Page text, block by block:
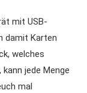
mit USB-
damit Karten
welches
jede Menge
mal